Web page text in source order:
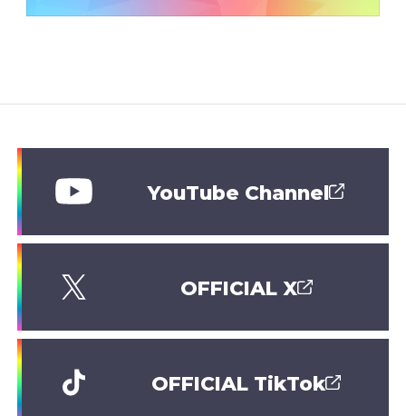
YouTube Channel
OFFICIAL X
OFFICIAL TikTok